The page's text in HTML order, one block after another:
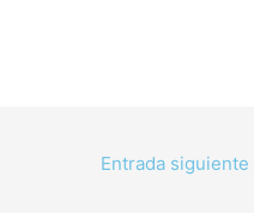
Entrada siguiente